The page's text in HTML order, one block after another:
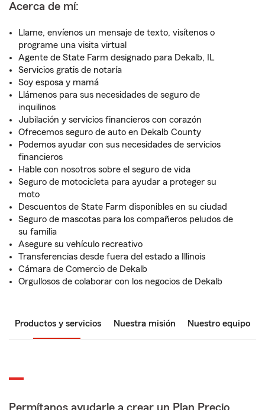
Acerca de mí:
Llame, envíenos un mensaje de texto, visítenos o
programe una visita virtual
Agente de State Farm designado para Dekalb, IL
Servicios gratis de notaría
Soy esposa y mamá
Llámenos para sus necesidades de seguro de
inquilinos
Jubilación y servicios financieros con corazón
Ofrecemos seguro de auto en Dekalb County
Podemos ayudar con sus necesidades de servicios
financieros
Hable con nosotros sobre el seguro de vida
Seguro de motocicleta para ayudar a proteger su
moto
Descuentos de State Farm disponibles en su ciudad
Seguro de mascotas para los compañeros peludos de
su familia
Asegure su vehículo recreativo
Transferencias desde fuera del estado a Illinois
Cámara de Comercio de Dekalb
Orgullosos de colaborar con los negocios de Dekalb
Productos y servicios Nuestra misión Nuestro equipo
Permítanos ayudarle a crear un Plan Precio